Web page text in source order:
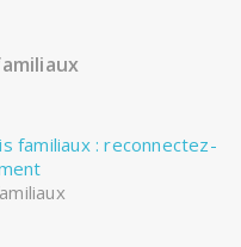
familiaux : reconnectez-